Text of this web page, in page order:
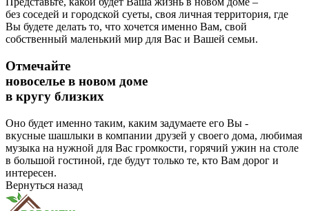
без соседей и городской суеты, своя личная территория, где
Вы будете делать то, что хочется именно Вам, свой
собственный маленький мир для Вас и Вашей семьи.
Отмечайте
новоселье в новом доме
в кругу близких
Оно будет именно таким, каким задумаете его Вы -
вкусные шашлыки в компании друзей у своего дома, любимая
музыка на нужной для Вас громкости, горячий ужин на столе
в большой гостиной, где будут только те, кто Вам дорог и
интересен.
Вернуться назад